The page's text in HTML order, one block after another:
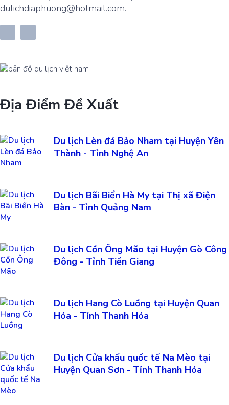
dulichdiaphuong@hotmail.com.
Địa Điểm Đề Xuất
Du lịch Lèn đá Bảo Nham tại Huyện Yên
Thành - Tỉnh Nghệ An
Du lịch Bãi Biển Hà My tại Thị xã Điện
Bàn - Tỉnh Quảng Nam
Du lịch Cồn Ông Mão tại Huyện Gò Công
Đông - Tỉnh Tiền Giang
Du lịch Hang Cò Luồng tại Huyện Quan
Hóa - Tỉnh Thanh Hóa
Du lịch Cửa khẩu quốc tế Na Mèo tại
Huyện Quan Sơn - Tỉnh Thanh Hóa